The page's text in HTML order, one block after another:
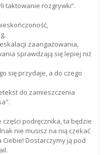
taktowanie rozgrywki”.
zaangażowania,
sprawdzają się lepiej niż
się przydaje, a do czego
do zamieszczenia
podręcznika, ta będzie
nie musisz na nią czekać
Ciebie! Dostarczymy ją pod